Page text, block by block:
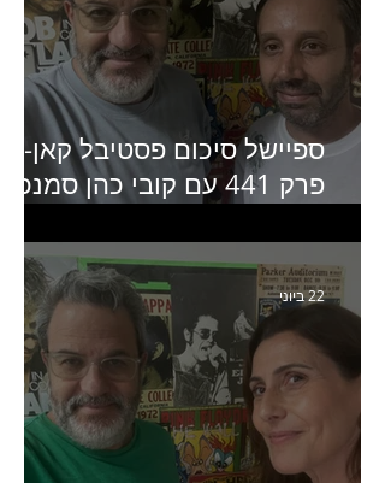
ספיישל סיכום פסטיבל קאן-
פרק 441 עם קובי כהן
22 ביוני